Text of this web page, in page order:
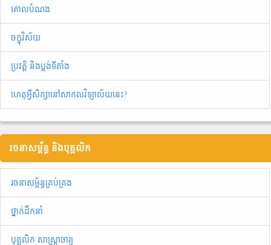
គោលបំណង
ចក្ខុវិស័យ
ប្រវត្តិ និងប្លង់ទីតាំង
ហេតុអ្វីសិក្សានៅសាកលវិទ្យាល័យនេះ?
រចនាសម្ព័ន្ធ និងបុគ្គលិក
រចនាសម្ព័ន្ធគ្រប់គ្រង
ថ្នាក់ដឹកនាំ
បុគ្គលិក សាស្ត្រាចារ្យ